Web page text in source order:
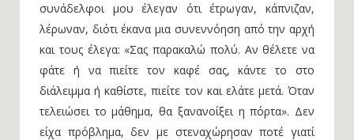
συνάδελφοι μου έλεγαν ότι έτρωγαν, κάπνιζαν,
λέρωναν, διότι έκανα μια συνεννόηση από την αρχή
και τους έλεγα: «Σας παρακαλώ πολύ. Αν θέλετε να
φάτε ή να πιείτε τον καφέ σας, κάντε το στο
διάλειμμα ή καθίστε, πιείτε τον και ελάτε μετά. Όταν
τελειώσει το μάθημα, θα ξανανοίξει η πόρτα». Δεν
είχα πρόβλημα, δεν με στεναχώρησαν ποτέ γιατί